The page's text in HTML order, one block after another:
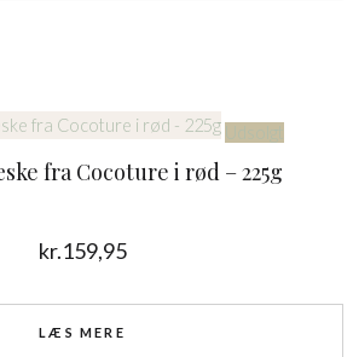
Udsolgt
fra Cocoture i rød – 225g
kr.159,95
LÆS MERE